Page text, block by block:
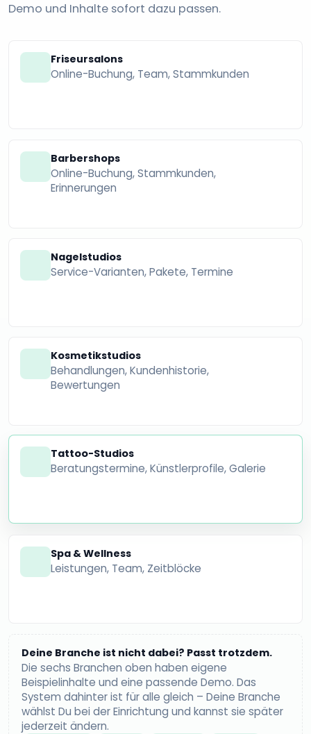
Demo und Inhalte sofort dazu passen.
Friseursalons
Online-Buchung, Team, Stammkunden
Barbershops
Online-Buchung, Stammkunden,
Erinnerungen
Nagelstudios
Service-Varianten, Pakete, Termine
Kosmetikstudios
Behandlungen, Kundenhistorie,
Bewertungen
Tattoo-Studios
Beratungstermine, Künstlerprofile, Galerie
Spa & Wellness
Leistungen, Team, Zeitblöcke
Deine Branche ist nicht dabei? Passt trotzdem.
Die sechs Branchen oben haben eigene
Beispielinhalte und eine passende Demo. Das
System dahinter ist für alle gleich – Deine Branche
wählst Du bei der Einrichtung und kannst sie später
jederzeit ändern.